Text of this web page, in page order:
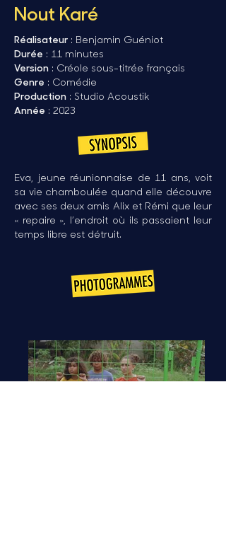
Nout Karé
Réalisateur : Benjamin Guéniot
Durée : 11 minutes
Version : Créole sous-titrée français
Genre : Comédie
Production : Studio Acoustik
Année : 2023
Eva, jeune réunionnaise de 11 ans, voit
sa vie chamboulée quand elle découvre
avec ses deux amis Alix et Rémi que leur
« repaire », l’endroit où ils passaient leur
temps libre est détruit.